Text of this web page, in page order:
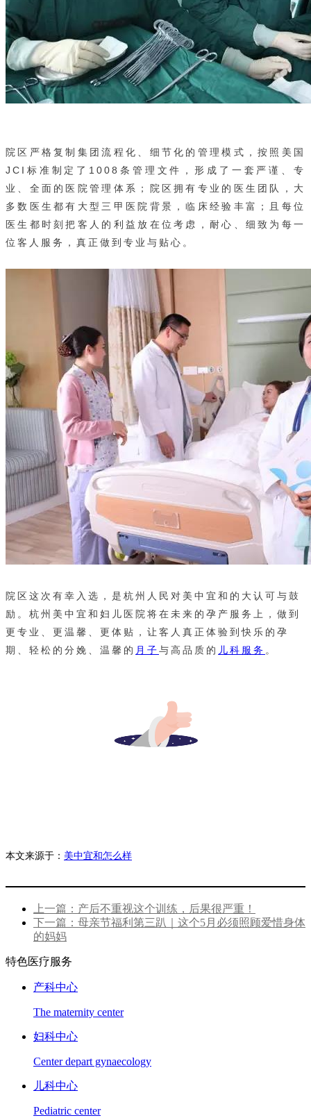
院区严格复制集团流程化、细节化的管理模式，按照美国
JCI标准制定了1008条管理文件，形成了一套严谨、专
业、全面的医院管理体系；院区拥有专业的医生团队，大
多数医生都有大型三甲医院背景，临床经验丰富；且每位
医生都时刻把客人的利益放在位考虑，耐心、细致为每一
位客人服务，真正做到专业与贴心。
院区这次有幸入选，是杭州人民对美中宜和的大认可与鼓
励。杭州美中宜和妇儿医院将在未来的孕产服务上，做到
更专业、更温馨、更体贴，让客人真正体验到快乐的孕
期、轻松的分娩、温馨的 月子与高品质的 儿科服务 。
本文来源于： 美中宜和怎么样
上一篇：产后不重视这个训练，后果很严重！
下一篇：母亲节福利第三趴｜这个5月必须照顾爱惜身体
的妈妈
特色医疗服务
产科中心
The maternity center
妇科中心
Center depart gynaecology
儿科中心
Pediatric center